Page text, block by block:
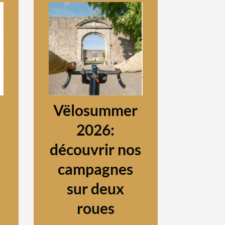
Vëlosummer
2026:
découvrir nos
campagnes
sur deux
roues